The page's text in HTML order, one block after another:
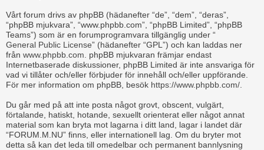
Vårt forum drivs av phpBB (hädanefter “de”, “dem”, “deras”,
“phpBB mjukvara”, “www.phpbb.com”, “phpBB Limited”, “phpBB
Teams”) som är en forumprogramvara tillgänglig under “
General Public License” (hädanefter “GPL”) och kan laddas ner
från www.phpbb.com . phpBB mjukvaran främjar endast
Internetbaserade diskussioner, phpBB Limited är inte ansvariga för
vad vi tillåter och/eller förbjuder för innehåll och/eller uppförande.
För mer information om phpBB, besök https://www.phpbb.com/
Du går med på att inte posta något grovt, obscent, vulgärt,
förtalande, hatiskt, hotande, sexuellt orienterat eller något annat
material som kan bryta mot lagarna i ditt land, lagar i landet där
“FORUM.M.NU” finns, eller internationell lag. Om du bryter mot
detta så kan det leda till omedelbar och permanent bannlysning